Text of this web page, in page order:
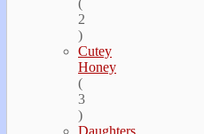
(
2
)
Cutey
Honey
(
3
)
Daughters